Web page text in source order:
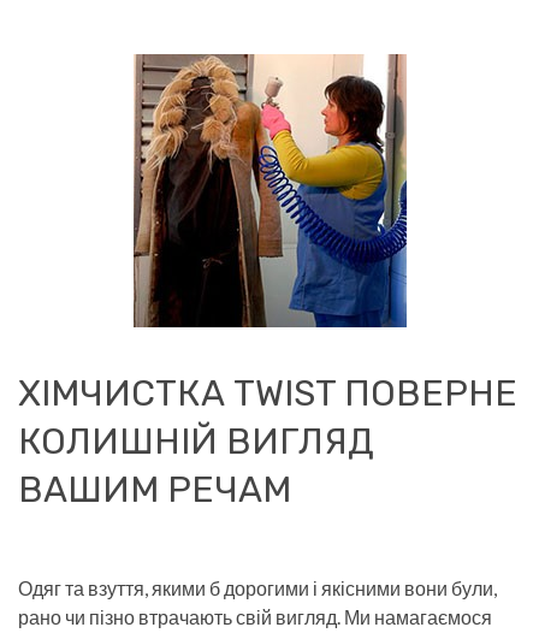
ХІМЧИСТКА TWIST ПОВЕРНЕ
КОЛИШНІЙ ВИГЛЯД
ВАШИМ РЕЧАМ
Одяг та взуття, якими б дорогими і якісними вони були,
рано чи пізно втрачають свій вигляд. Ми намагаємося